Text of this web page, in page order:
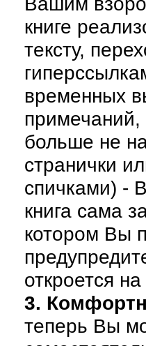
книге
тексту,
временных
больше не
странички
спичками) -
книга сама
котором Вы
откроется
3.
теперь Вы